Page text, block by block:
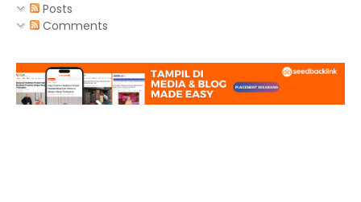
Posts
Comments